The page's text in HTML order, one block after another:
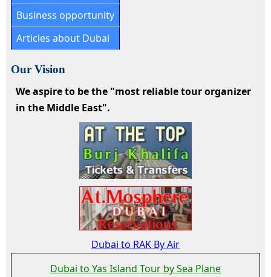
Business opportunity
Articles about Dubai
Our Vision
We aspire to be the "most reliable tour organizer
in the Middle East".
Dubai to RAK By Air
Dubai to Yas Island Tour by Sea Plane